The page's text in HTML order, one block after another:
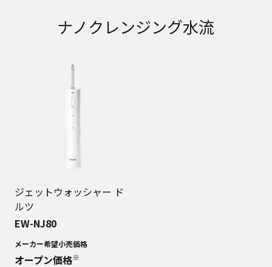
ナノクレンジング水流
ジェットウォッシャー ド
ルツ
EW-NJ80
メーカー希望小売価格
オープン価格※